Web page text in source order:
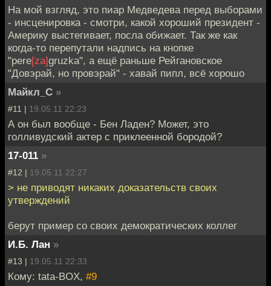
На мой взгляд, это пиар Медведева перед выборами
- инсценировка - смотри, какой хороший президент -
Америку выстегивает, посла обижает. Так же как
когда-то перепутали надпись на кнопке
"pere[za]gruzka", а ещё раньше Рейгановское
"Довэрай, но провэрай" - хавай пипл, всё хорошо
Майкл_С »
#11 | 19.05.11 22:23
А он был вообще - Бен Ладен? Может, это
голливудский актер с приклеенной бородой?
17-011 »
#12 | 19.05.11 22:27
> не приводят никаких доказательств своих
утверждений
берут пример со своих демократических коллег
И.Б. Лан »
#13 | 19.05.11 22:33
Кому: tata-BOX, #9